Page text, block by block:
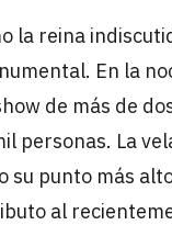
la reina
En la
de más de
personas. La
punto más
al